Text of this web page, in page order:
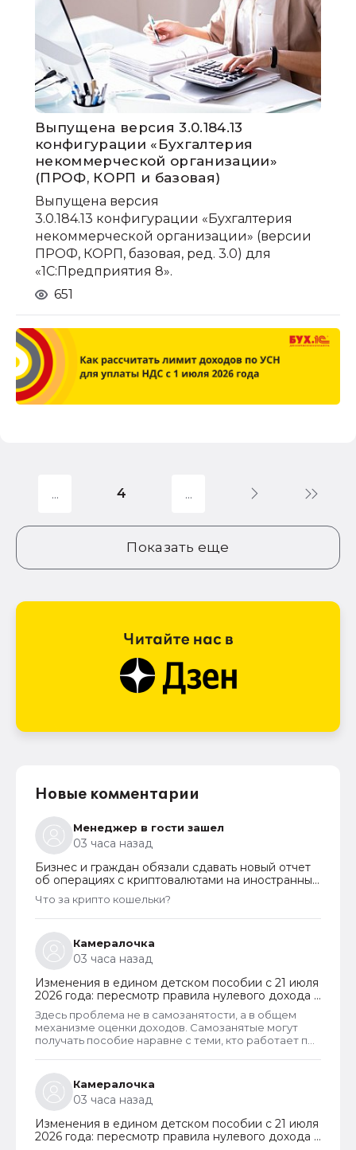
Выпущена версия 3.0.184.13
конфигурации «Бухгалтерия
некоммерческой организации»
(ПРОФ, КОРП и базовая)
Выпущена версия
3.0.184.13 конфигурации «Бухгалтерия
некоммерческой организации» (версии
ПРОФ, КОРП, базовая, ред. 3.0) для
«1С:Предприятия 8».
651
Показать еще
4
Новые комментарии
Менеджер в гости зашел
03 часа назад
Бизнес и граждан обязали сдавать новый отчет
об операциях с криптовалютами на иностранных
платформах
Что за крипто кошельки?
Камералочка
03 часа назад
Изменения в едином детском пособии с 21 июля
2026 года: пересмотр правила нулевого дохода и
новый порядок оформления пособий по месту
пребывания
Здесь проблема не в самозанятости, а в общем
механизме оценки доходов. Самозанятые могут
получать пособие наравне с теми, кто работает по
критерию нуждаемости. Согласно данному
критерию, их среднедушевой доход не должен
превышать прожиточный минимум на каждого
члена семьи. И если доход заявителя хотя бы на 1
рубль превысит установленный предел, то в
пособии отказывают, что конечно же
Камералочка
03 часа назад
Изменения в едином детском пособии с 21 июля
2026 года: пересмотр правила нулевого дохода и